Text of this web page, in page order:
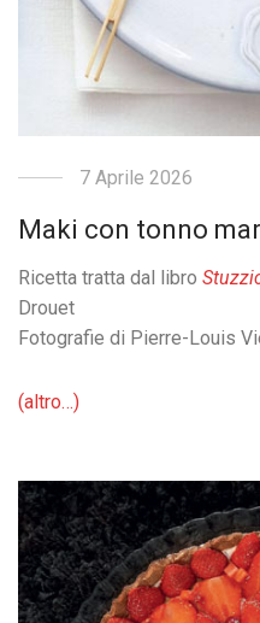
7 Aprile 2026
Maki con tonno
Ricetta tratta dal libro
Drouet
Fotografie di Pierre-Louis
(altro…)